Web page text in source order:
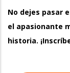
No dejes pasar
el apasionante
historia.